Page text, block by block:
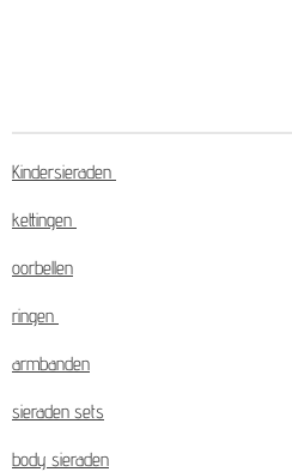
Kindersieraden
kettingen
oorbellen
ringen
armbanden
sieraden sets
body sieraden